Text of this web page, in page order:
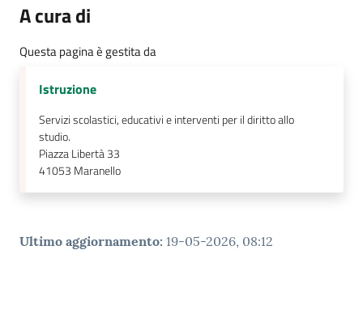
A cura di
Questa pagina è gestita da
Istruzione
Servizi scolastici, educativi e interventi per il diritto allo
studio.
Piazza Libertà 33
41053 Maranello
Ultimo aggiornamento: 19-05-2026, 08:12